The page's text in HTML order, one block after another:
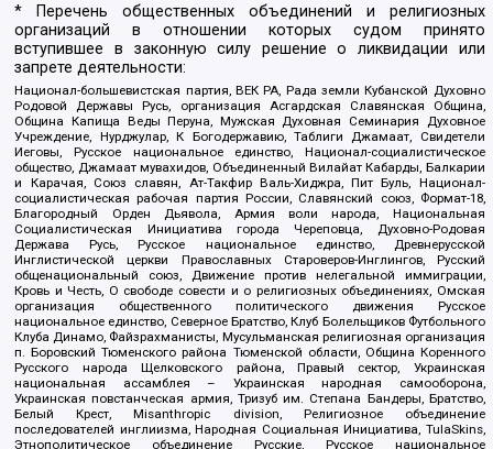
* Перечень общественных объединений и религиозных
организаций в отношении которых судом принято
вступившее в законную силу решение о ликвидации или
запрете деятельности:
Национал-большевистская партия, ВЕК РА, Рада земли Кубанской Духовно
Родовой Державы Русь, организация Асгардская Славянская Община,
Община Капища Веды Перуна, Мужская Духовная Семинария Духовное
Учреждение, Нурджулар, К Богодержавию, Таблиги Джамаат, Свидетели
Иеговы, Русское национальное единство, Национал-социалистическое
общество, Джамаат мувахидов, Объединенный Вилайат Кабарды, Балкарии
и Карачая, Союз славян, Ат-Такфир Валь-Хиджра, Пит Буль, Национал-
социалистическая рабочая партия России, Славянский союз, Формат-18,
Благородный Орден Дьявола, Армия воли народа, Национальная
Социалистическая Инициатива города Череповца, Духовно-Родовая
Держава Русь, Русское национальное единство, Древнерусской
Инглистической церкви Православных Староверов-Инглингов, Русский
общенациональный союз, Движение против нелегальной иммиграции,
Кровь и Честь, О свободе совести и о религиозных объединениях, Омская
организация общественного политического движения Русское
национальное единство, Северное Братство, Клуб Болельщиков Футбольного
Клуба Динамо, Файзрахманисты, Мусульманская религиозная организация
п. Боровский Тюменского района Тюменской области, Община Коренного
Русского народа Щелковского района, Правый сектор, Украинская
национальная ассамблея – Украинская народная самооборона,
Украинская повстанческая армия, Тризуб им. Степана Бандеры, Братство,
Белый Крест, Misanthropic division, Религиозное объединение
последователей инглиизма, Народная Социальная Инициатива, TulaSkins,
Этнополитическое объединение Русские, Русское национальное